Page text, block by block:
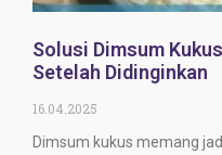
Solusi Dimsum
Setelah Didinginkan
16.04.2025
Dimsum kukus memang